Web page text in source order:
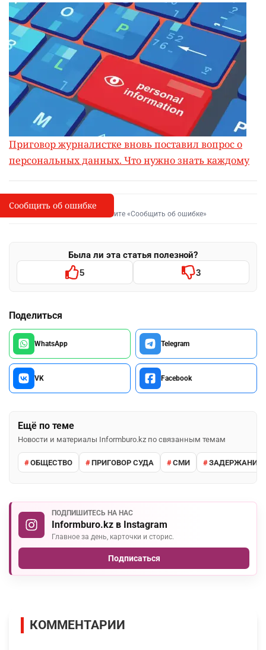
Приговор журналистке вновь поставил вопрос о
персональных данных. Что нужно знать каждому
I
Сообщить об опечатке
Выделите фрагмент и нажмите «Сообщить об ошибке»
Была ли эта статья полезной?
5 3
Поделиться
WhatsApp Telegram
VK Facebook
Ещё по теме
Новости и материалы Informburo.kz по связанным темам
ОБЩЕСТВО ПРИГОВОР СУДА СМИ ЗАДЕРЖАНИЕ
ПОДПИШИТЕСЬ НА НАС
Informburo.kz в Instagram
Главное за день, карточки и сторис.
Подписаться
Сообщить об ошибке
КОММЕНТАРИИ